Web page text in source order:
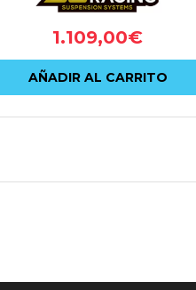
1.109,00€
AÑADIR AL CARRITO